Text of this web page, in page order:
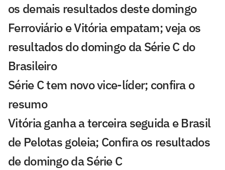
os demais resultados deste domingo
Ferroviário e Vitória empatam; veja os
resultados do domingo da Série C do
Brasileiro
Série C tem novo vice-líder; confira o
resumo
Vitória ganha a terceira seguida e Brasil
de Pelotas goleia; Confira os resultados
de domingo da Série C